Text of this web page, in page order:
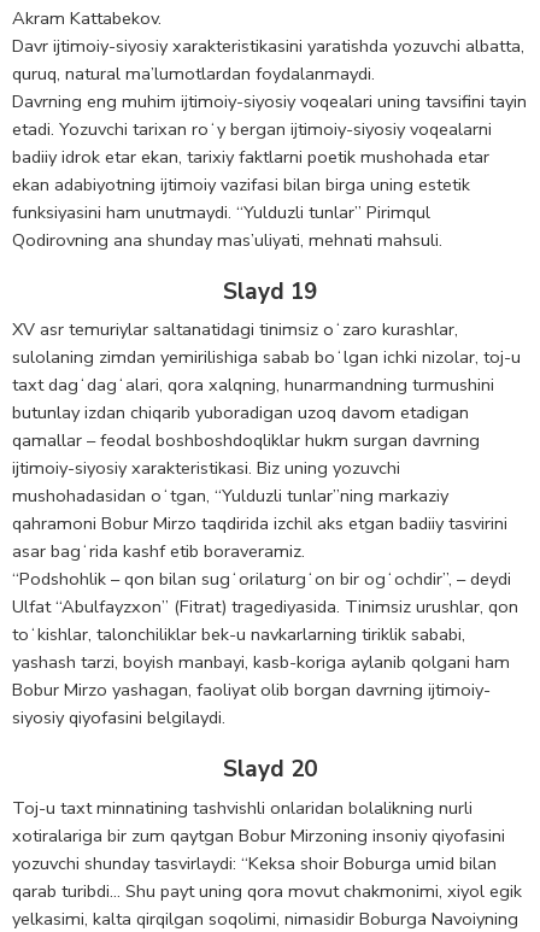
Akram Kattabekov.
Davr ijtimoiy-siyosiy xarakteristikasini yaratishda yozuvchi albatta,
quruq, natural ma’lumotlardan foydalanmaydi.
Davrning eng muhim ijtimoiy-siyosiy voqealari uning tavsifini tayin
etadi. Yozuvchi tarixan roʻy bergan ijtimoiy-siyosiy voqealarni
badiiy idrok etar ekan, tarixiy faktlarni poetik mushohada etar
ekan adabiyotning ijtimoiy vazifasi bilan birga uning estetik
funksiyasini ham unutmaydi. “Yulduzli tunlar” Pirimqul
Qodirovning ana shunday mas’uliyati, mehnati mahsuli.
Slayd 19
XV asr temuriylar saltanatidagi tinimsiz oʻzaro kurashlar,
sulolaning zimdan yemirilishiga sabab boʻlgan ichki nizolar, toj-u
taxt dagʻdagʻalari, qora xalqning, hunarmandning turmushini
butunlay izdan chiqarib yuboradigan uzoq davom etadigan
qamallar – feodal boshboshdoqliklar hukm surgan davrning
ijtimoiy-siyosiy xarakteristikasi. Biz uning yozuvchi
mushohadasidan oʻtgan, “Yulduzli tunlar”ning markaziy
qahramoni Bobur Mirzo taqdirida izchil aks etgan badiiy tasvirini
asar bagʻrida kashf etib boraveramiz.
“Podshohlik – qon bilan sugʻorilaturgʻon bir ogʻochdir”, – deydi
Ulfat “Abulfayzxon” (Fitrat) tragediyasida. Tinimsiz urushlar, qon
toʻkishlar, talonchiliklar bek-u navkarlarning tiriklik sababi,
yashash tarzi, boyish manbayi, kasb-koriga aylanib qolgani ham
Bobur Mirzo yashagan, faoliyat olib borgan davrning ijtimoiy-
siyosiy qiyofasini belgilaydi.
Slayd 20
Toj-u taxt minnatining tashvishli onlaridan bolalikning nurli
xotiralariga bir zum qaytgan Bobur Mirzoning insoniy qiyofasini
yozuvchi shunday tasvirlaydi: “Keksa shoir Boburga umid bilan
qarab turibdi… Shu payt uning qora movut chakmonimi, xiyol egik
yelkasimi, kalta qirqilgan soqolimi, nimasidir Boburga Navoiyning